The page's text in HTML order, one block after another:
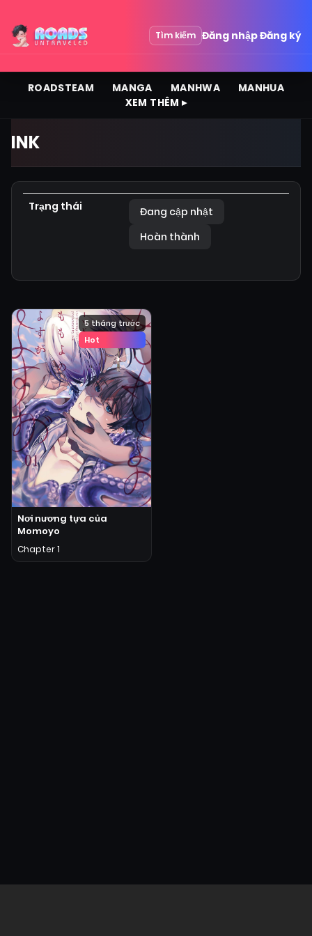
Tìm kiếm Đăng nhậpĐăng ký
ROADSTEAM MANGA MANHWA
MANHUA
XEM THÊM ▸
INK
Trạng thái
Đang cập nhật
Hoàn thành
5 tháng trước
Hot
Nơi nương tựa của
Momoyo
Chapter 1